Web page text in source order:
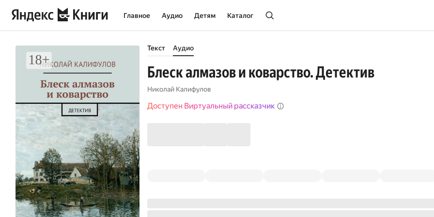
Главное Аудио Детям Каталог
Текст Аудио
Блеск алмазов и коварство. Детектив
Николай Калифулов
Доступен Виртуальный рассказчик